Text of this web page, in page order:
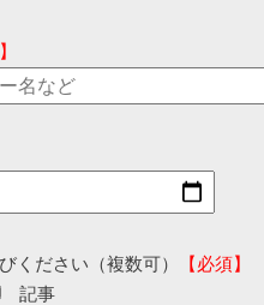
ください（複数可）
【必須】
記事